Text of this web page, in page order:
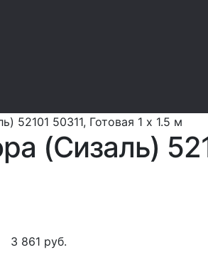
52101 50311, Готовая 1 x 1.5 м
(Сизаль)
3 861 руб.